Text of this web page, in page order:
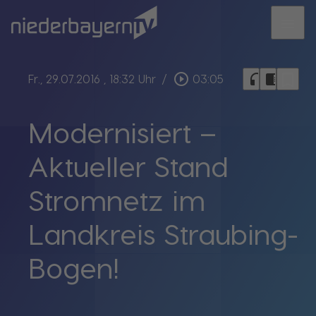
Fr., 29.07.2016 , 18:32 Uhr / play_circle_outline 03:05 headphones chrome_reader_mode
Modernisiert –
Aktueller Stand
Stromnetz im
Landkreis Straubing-
Bogen!